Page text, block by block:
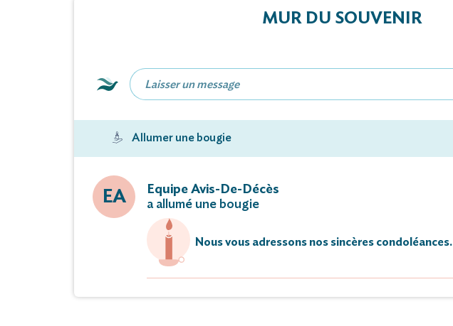
MUR DU SOUVENIR
Allumer une bougie
EA
Equipe Avis-De-Décès
a allumé une bougie
Nous vous adressons nos sincères condoléances.